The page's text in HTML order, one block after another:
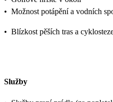
• Možnost potápění a vodních
• Blízkost pěších tras a
Služby